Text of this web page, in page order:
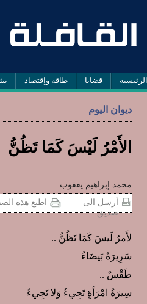
الرئيسية قضايا طاقة وإقتصاد
ديوان اليوم
الأَمْرُ لَيْسَ كَمَا تَظُنُّ
محمد إبراهيم يعقوب
أرسل الى
صديق
اطبع هذه
لأَمرُ لَيسَ كَمَا تَظُنُّ ..
سَرِيرَةٌ بَيضَاءُ
طَقْسٌ ..
سِيرَةُ امْرَأةٍ تَجِيءُ وَلا تَجِيءُ